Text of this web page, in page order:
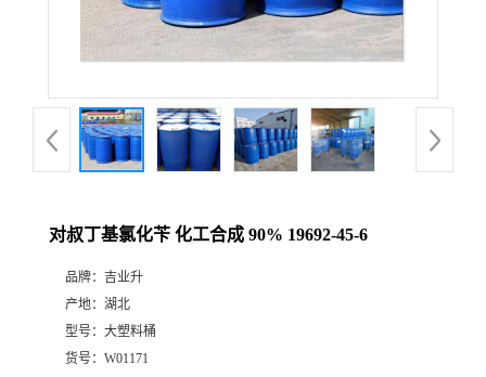
对叔丁基氯化苄 化工合成 90% 19692-45-6
品牌： 吉业升
产地： 湖北
型号： 大塑料桶
货号： W01171